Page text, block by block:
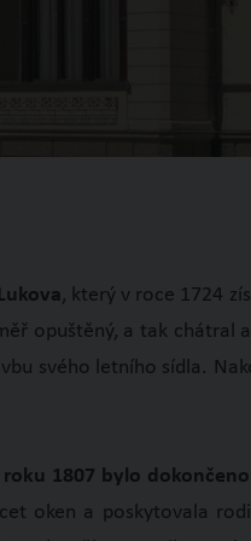
, který v roce 1724
opuštěný, a tak
svého letního sídla.
roku 1807 bylo
oken a poskytovala